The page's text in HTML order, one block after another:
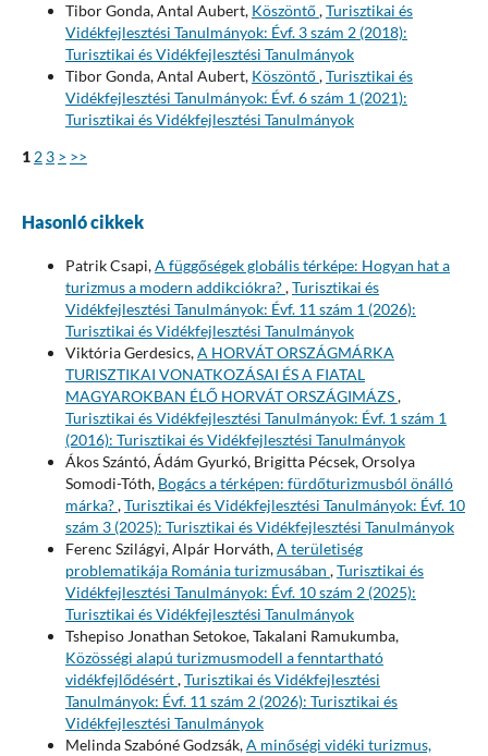
Tibor Gonda, Antal Aubert, Köszöntő,Turisztikai és
Vidékfejlesztési Tanulmányok: Évf. 3 szám 2 (2018):
Turisztikai és Vidékfejlesztési Tanulmányok
Tibor Gonda, Antal Aubert, Köszöntő,Turisztikai és
Vidékfejlesztési Tanulmányok: Évf. 6 szám 1 (2021):
Turisztikai és Vidékfejlesztési Tanulmányok
1 2 3 > >>
Hasonló cikkek
Patrik Csapi,A függőségek globális térképe: Hogyan hat a
turizmus a modern addikciókra?,Turisztikai és
Vidékfejlesztési Tanulmányok: Évf. 11 szám 1 (2026):
Turisztikai és Vidékfejlesztési Tanulmányok
Viktória Gerdesics,A HORVÁT ORSZÁGMÁRKA
TURISZTIKAI VONATKOZÁSAI ÉS A FIATAL
MAGYAROKBAN ÉLŐ HORVÁT ORSZÁGIMÁZS,
Turisztikai és Vidékfejlesztési Tanulmányok: Évf. 1 szám 1
(2016): Turisztikai és Vidékfejlesztési Tanulmányok
Ákos Szántó, Ádám Gyurkó, Brigitta Pécsek, Orsolya
Somodi-Tóth, Bogács a térképen: fürdőturizmusból önálló
márka?,Turisztikai és Vidékfejlesztési Tanulmányok: Évf. 10
szám 3 (2025): Turisztikai és Vidékfejlesztési Tanulmányok
Ferenc Szilágyi, Alpár Horváth,A területiség
problematikája Románia turizmusában ,Turisztikai és
Vidékfejlesztési Tanulmányok: Évf. 10 szám 2 (2025):
Turisztikai és Vidékfejlesztési Tanulmányok
Tshepiso Jonathan Setokoe, Takalani Ramukumba,
Közösségi alapú turizmusmodell a fenntartható
vidékfejlődésért,Turisztikai és Vidékfejlesztési
Tanulmányok: Évf. 11 szám 2 (2026): Turisztikai és
Vidékfejlesztési Tanulmányok
Melinda Szabóné Godzsák,A minőségi vidéki turizmus,